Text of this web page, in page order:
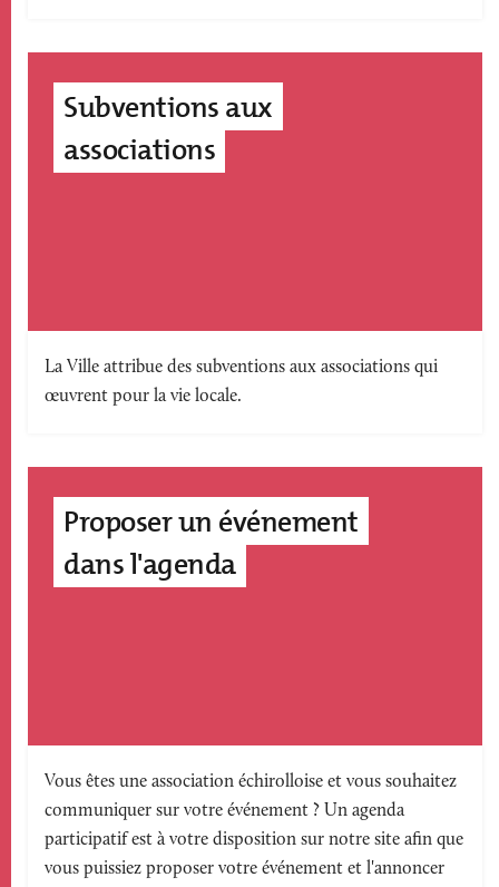
Subventions aux
associations
Texte
accroche
La Ville attribue des subventions aux associations qui
œuvrent pour la vie locale.
Proposer un événement
dans l'agenda
Texte
accroche
Vous êtes une association échirolloise et vous souhaitez
communiquer sur votre événement ? Un agenda
participatif est à votre disposition sur notre site afin que
vous puissiez proposer votre événement et l'annoncer